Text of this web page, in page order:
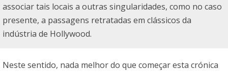
associar tais locais a outras singularidades, como no caso
presente, a passagens retratadas em clássicos da
indústria de Hollywood.
Neste sentido, nada melhor do que começar esta crónica